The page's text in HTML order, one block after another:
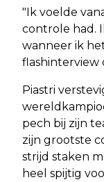
"Ik voelde
controle had.
wanneer ik
flashinterview
Piastri
pech bij zijn
zijn grootste
strijd staken
heel spijtig